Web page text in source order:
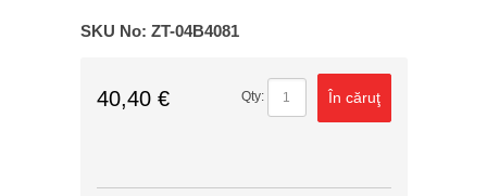
SKU No: ZT-04B4081
40,40 € Qty: În căruţ